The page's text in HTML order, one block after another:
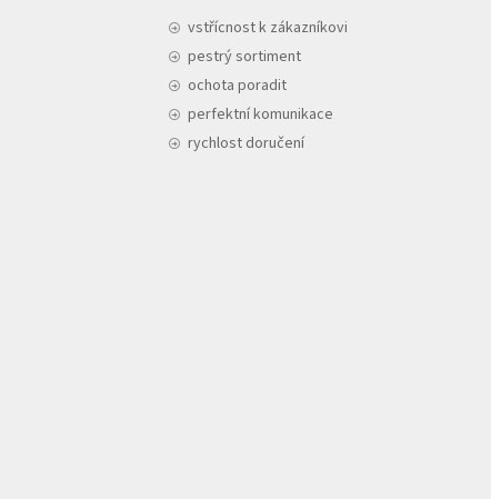
vstřícnost k zákazníkovi
pestrý sortiment
ochota poradit
perfektní komunikace
rychlost doručení